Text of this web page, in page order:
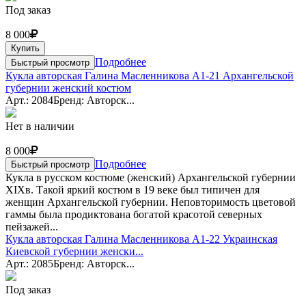
Под заказ
8 000
Купить
Быстрый просмотр Подробнее
Кукла авторская Галина Масленникова А1-21 Архангельской
губернии женский костюм
Арт.: 2084Бренд: Авторск...
Нет в наличии
8 000
Быстрый просмотр Подробнее
Кукла в русском костюме (женский) Архангельской губернии
XIXв. Такой яркий костюм в 19 веке был типичен для
женщин Архангельской губернии. Неповторимость цветовой
гаммы была продиктована богатой красотой северных
пейзажей...
Кукла авторская Галина Масленникова А1-22 Украинская
Киевской губернии женски...
Арт.: 2085Бренд: Авторск...
Под заказ